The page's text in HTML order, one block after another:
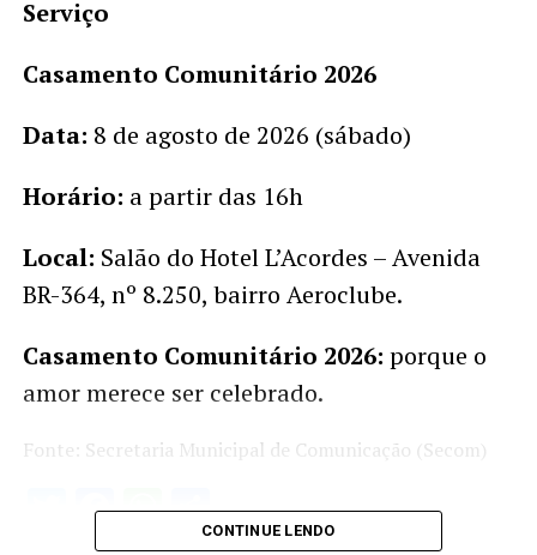
Serviço
Casamento Comunitário 2026
Data: 8 de agosto de 2026 (sábado)
Horário: a partir das 16h
Local: Salão do Hotel L’Acordes – Avenida
BR-364, nº 8.250, bairro Aeroclube.
Casamento Comunitário 2026: porque o
amor merece ser celebrado.
Fonte: Secretaria Municipal de Comunicação (Secom)
Twitter
Facebook
WhatsApp
Share
CONTINUE LENDO